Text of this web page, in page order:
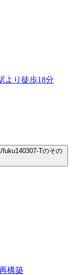
より徒歩18分
Tのその
構築